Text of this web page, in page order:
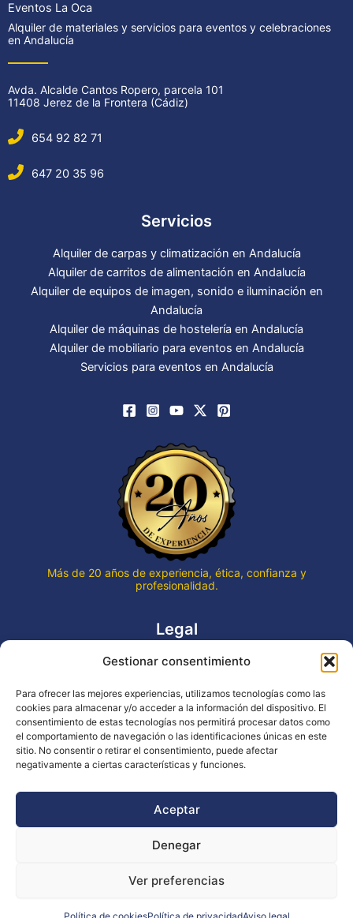
Gestionar consentimiento
Para ofrecer las mejores experiencias, utilizamos tecnologías como las
cookies para almacenar y/o acceder a la información del dispositivo. El
consentimiento de estas tecnologías nos permitirá procesar datos como
el comportamiento de navegación o las identificaciones únicas en este
sitio. No consentir o retirar el consentimiento, puede afectar
negativamente a ciertas características y funciones.
Aceptar
Denegar
Ver preferencias
Eventos La Oca
Alquiler de materiales y servicios para eventos y celebraciones
en Andalucía
Avda. Alcalde Cantos Ropero, parcela 101
11408 Jerez de la Frontera (Cádiz)
654 92 82 71
647 20 35 96
Servicios
Alquiler de carpas y climatización en Andalucía
Alquiler de carritos de alimentación en Andalucía
Alquiler de equipos de imagen, sonido e iluminación en
Andalucía
Alquiler de máquinas de hostelería en Andalucía
Alquiler de mobiliario para eventos en Andalucía
Servicios para eventos en Andalucía
Más de 20 años de experiencia, ética, confianza y
profesionalidad.
Legal
Aviso legal
Declaración de accesibilidad
Política de cookies (UE)